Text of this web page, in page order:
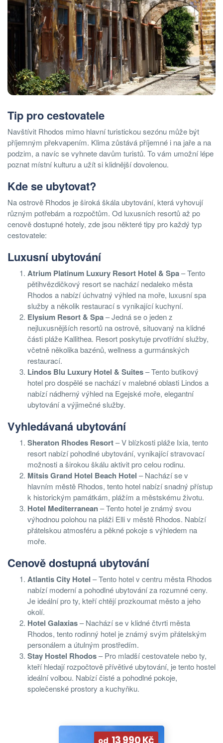
Tip pro cestovatele
Navštívit Rhodos mimo hlavní turistickou sezónu může být
příjemným překvapením. Klima zůstává příjemné i na jaře a na
podzim, a navíc se vyhnete davům turistů. To vám umožní lépe
poznat místní kulturu a užít si klidnější dovolenou.
Kde se ubytovat?
Na ostrově Rhodos je široká škála ubytování, která vyhovují
různým potřebám a rozpočtům. Od luxusních resortů až po
cenově dostupné hotely, zde jsou některé tipy pro každý typ
cestovatele:
Luxusní ubytování
Atrium Platinum Luxury Resort Hotel & Spa– Tento
pětihvězdičkový resort se nachází nedaleko města
Rhodos a nabízí úchvatný výhled na moře, luxusní spa
služby a několik restaurací s vynikající kuchyní.
Elysium Resort & Spa– Jedná se o jeden z
nejluxusnějších resortů na ostrově, situovaný na klidné
části pláže Kallithea. Resort poskytuje prvotřídní služby,
včetně několika bazénů, wellness a gurmánských
restaurací.
Lindos Blu Luxury Hotel & Suites– Tento butikový
hotel pro dospělé se nachází v malebné oblasti Lindos a
nabízí nádherný výhled na Egejské moře, elegantní
ubytování a výjimečné služby.
Vyhledávaná ubytování
Sheraton Rhodes Resort– V blízkosti pláže Ixia, tento
resort nabízí pohodlné ubytování, vynikající stravovací
možnosti a širokou škálu aktivit pro celou rodinu.
Mitsis Grand Hotel Beach Hotel – Nachází se v
hlavním městě Rhodos, tento hotel nabízí snadný přístup
k historickým památkám, plážím a městskému životu.
Hotel Mediterranean– Tento hotel je známý svou
výhodnou polohou na pláži Elli v městě Rhodos. Nabízí
přátelskou atmosféru a pěkné pokoje s výhledem na
moře.
Cenově dostupná ubytování
Atlantis City Hotel – Tento hotel v centru města Rhodos
nabízí moderní a pohodlné ubytování za rozumné ceny.
Je ideální pro ty, kteří chtějí prozkoumat město a jeho
okolí.
Hotel Galaxias– Nachází se v klidné čtvrti města
Rhodos, tento rodinný hotel je známý svým přátelským
personálem a útulným prostředím.
Stay Hostel Rhodos– Pro mladší cestovatele nebo ty,
kteří hledají rozpočtově přívětivé ubytování, je tento hostel
ideální volbou. Nabízí čisté a pohodlné pokoje,
společenské prostory a kuchyňku.
od